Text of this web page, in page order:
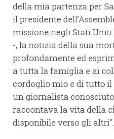
della mia partenza per
il presidente
missione negli Stati Uniti
-, la notizia della sua
profondamente ed
a tutta la famiglia e ai
cordoglio mio e di tutto il
un giornalista
raccontava la vita della
disponibile verso gli altri”.